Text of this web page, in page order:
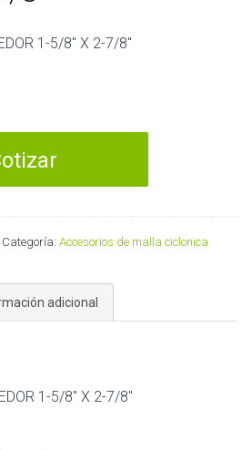
1-5/8″ X 2-7/8″
Categoría: Accesorios de malla ciclonica
adicional
1-5/8″ X 2-7/8″